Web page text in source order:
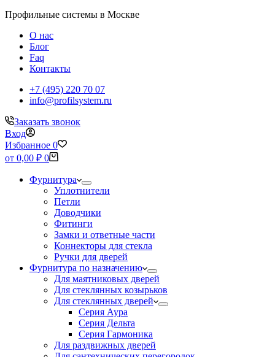
Профильные системы в Москве
О нас
Блог
Faq
Контакты
+7 (495) 220 70 07
info@profilsystem.ru
Заказать звонок
Вход
Избранное 0
Корзина
от 0,00 ₽ 0
Фурнитура
Уплотнители
Петли
Доводчики
Фитинги
Замки и ответные части
Коннекторы для стекла
Ручки для дверей
Фурнитура по назначению
Для маятниковых дверей
Для стеклянных козырьков
Для стеклянных дверей
Серия Аура
Серия Дельта
Серия Гармоника
Для раздвижных дверей